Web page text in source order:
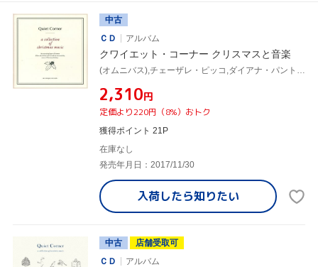
中古
ＣＤ
アルバム
クワイエット・コーナー クリスマスと音楽
(オムニバス),チェーザレ・ピッコ,ダイアナ・パントン,アンサンクス,ナオミ・ベリル,ネイマール・ヂアス,Petra Haden & Bill Frisell,ベントーラ
¥2,310円
定価より220円（8%）おトク
獲得ポイント 21P
在庫なし
発売年月日：2017/11/30
入荷したら知りたい
中古
店舗受取可
ＣＤ
アルバム